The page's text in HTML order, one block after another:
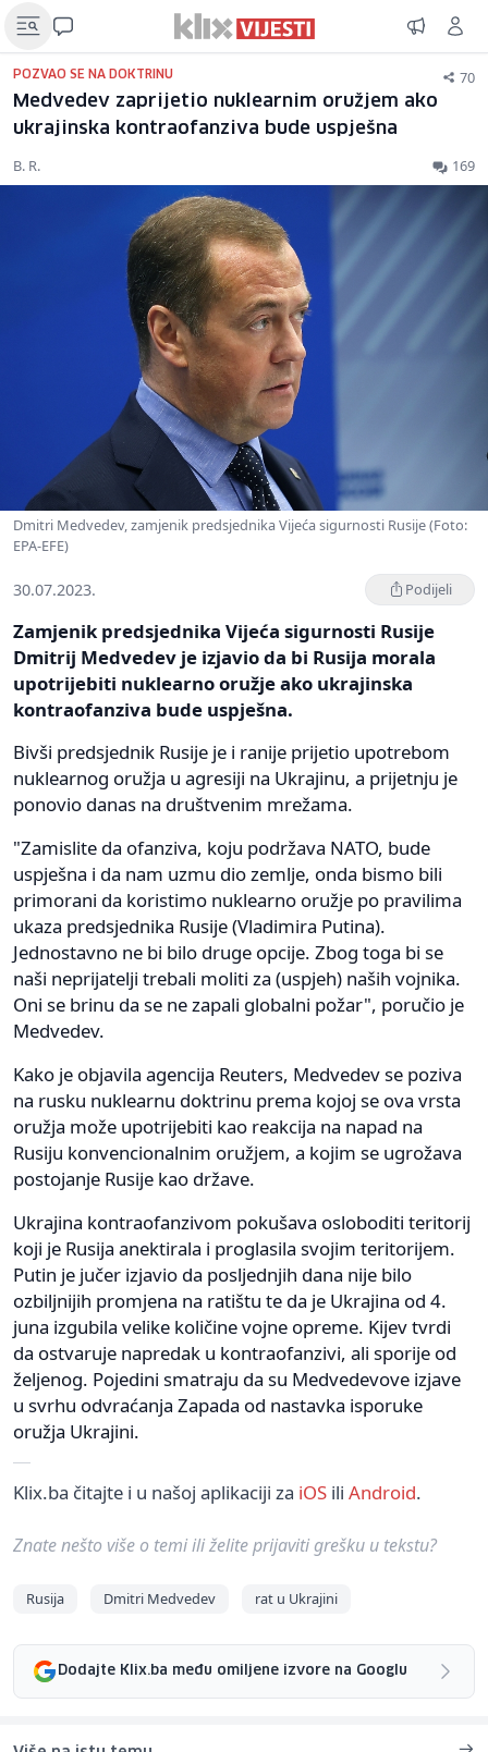
POZVAO SE NA DOKTRINU 70
Medvedev zaprijetio nuklearnim oružjem ako
ukrajinska kontraofanziva bude uspješna
B. R. 169
Dmitri Medvedev, zamjenik predsjednika Vijeća sigurnosti Rusije (Foto:
EPA-EFE)
30.07.2023. Podijeli
Zamjenik predsjednika Vijeća sigurnosti Rusije
Dmitrij Medvedev je izjavio da bi Rusija morala
upotrijebiti nuklearno oružje ako ukrajinska
kontraofanziva bude uspješna.
Bivši predsjednik Rusije je i ranije prijetio upotrebom
nuklearnog oružja u agresiji na Ukrajinu, a prijetnju je
ponovio danas na društvenim mrežama.
"Zamislite da ofanziva, koju podržava NATO, bude
uspješna i da nam uzmu dio zemlje, onda bismo bili
primorani da koristimo nuklearno oružje po pravilima
ukaza predsjednika Rusije (Vladimira Putina).
Jednostavno ne bi bilo druge opcije. Zbog toga bi se
naši neprijatelji trebali moliti za (uspjeh) naših vojnika.
Oni se brinu da se ne zapali globalni požar", poručio je
Medvedev.
Kako je objavila agencija Reuters, Medvedev se poziva
na rusku nuklearnu doktrinu prema kojoj se ova vrsta
oružja može upotrijebiti kao reakcija na napad na
Rusiju konvencionalnim oružjem, a kojim se ugrožava
postojanje Rusije kao države.
Ukrajina kontraofanzivom pokušava osloboditi teritorij
koji je Rusija anektirala i proglasila svojim teritorijem.
Putin je jučer izjavio da posljednjih dana nije bilo
ozbiljnijih promjena na ratištu te da je Ukrajina od 4.
juna izgubila velike količine vojne opreme. Kijev tvrdi
da ostvaruje napredak u kontraofanzivi, ali sporije od
željenog. Pojedini smatraju da su Medvedevove izjave
u svrhu odvraćanja Zapada od nastavka isporuke
oružja Ukrajini.
Klix.ba čitajte i u našoj aplikaciji za iOS ili Android.
Znate nešto više o temi ili želite prijaviti grešku u tekstu?
Rusija Dmitri Medvedev rat u Ukrajini
Dodajte Klix.ba među omiljene izvore na Googlu